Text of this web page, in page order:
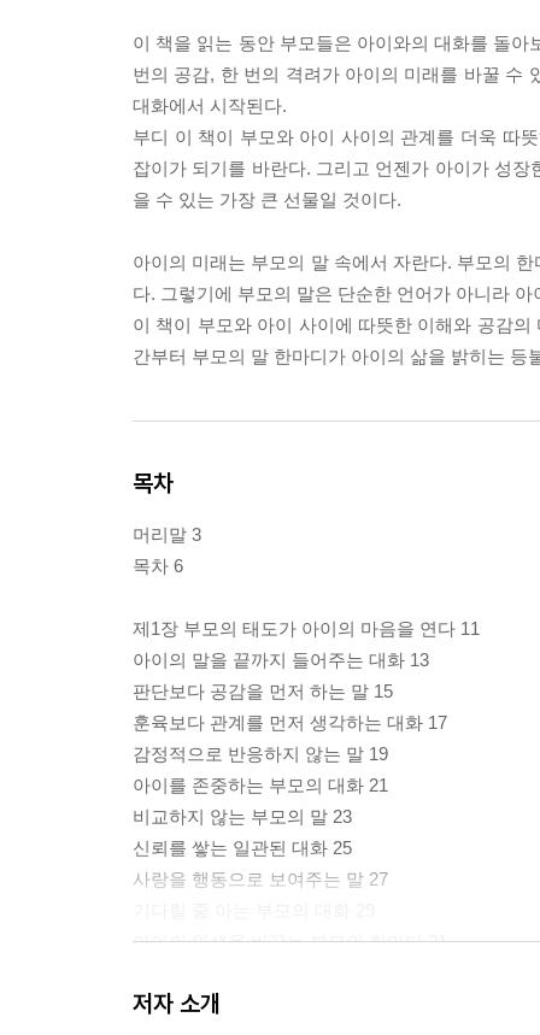
이 책을 읽는 동안 부모들은 아이와의 대화를 돌
번의 공감, 한 번의 격려가 아이의 미래를 바꿀 수
대화에서 시작된다.
부디 이 책이 부모와 아이 사이의 관계를 더욱 따
잡이가 되기를 바란다. 그리고 언젠가 아이가 성
을 수 있는 가장 큰 선물일 것이다.
아이의 미래는 부모의 말 속에서 자란다. 부모의
다. 그렇기에 부모의 말은 단순한 언어가 아니라
이 책이 부모와 아이 사이에 따뜻한 이해와 공감
간부터 부모의 말 한마디가 아이의 삶을 밝히는 등
목차
머리말 3
목차 6
제1장 부모의 태도가 아이의 마음을 연다 11
아이의 말을 끝까지 들어주는 대화 13
판단보다 공감을 먼저 하는 말 15
훈육보다 관계를 먼저 생각하는 대화 17
감정적으로 반응하지 않는 말 19
아이를 존중하는 부모의 대화 21
비교하지 않는 부모의 말 23
신뢰를 쌓는 일관된 대화 25
사랑을 행동으로 보여주는 말 27
아이의 인생을 바꾸는 부모의 한마디 31
제2장 자존감 높은 아이를 만드는 말 33
저자 소개